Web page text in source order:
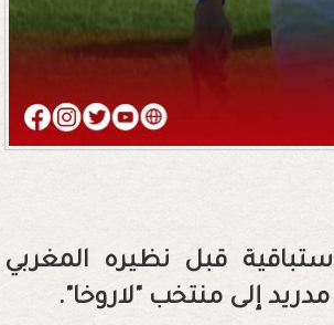
قبل نظيره المغربي
إلى منتخب "لاروخا".